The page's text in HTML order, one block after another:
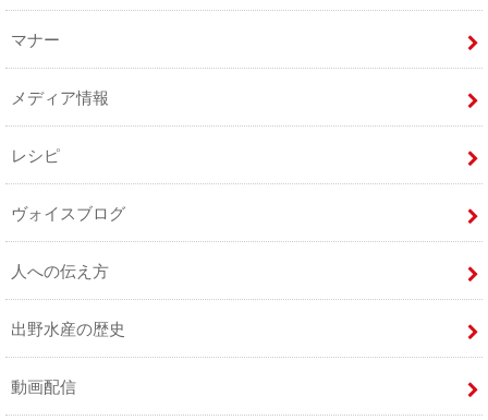
マナー
メディア情報
レシピ
ヴォイスブログ
人への伝え方
出野水産の歴史
動画配信